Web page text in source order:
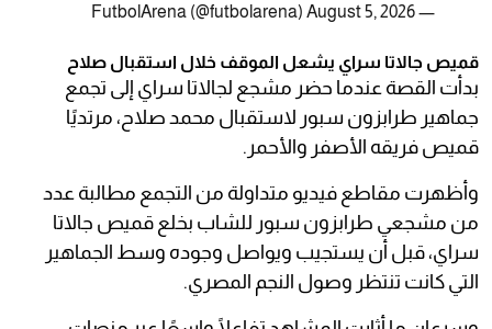
— FutbolArena (@futbolarena)
August 5, 2026
قميص جالاتا سراي يشعل الموقف خلال استقبال صلاح
بدأت القصة عندما حضر مشجع لجالاتا سراي إلى تجمع
جماهير طرابزون سبور لاستقبال محمد صلاح، مرتديًا
قميص فريقه الأصفر والأحمر.
وأظهرت مقاطع فيديو متداولة من التجمع مطالبة عدد
من مشجعي طرابزون سبور للشاب بخلع قميص جالاتا
سراي، قبل أن يستجيب ويواصل وجوده وسط الجماهير
التي كانت تنتظر وصول النجم المصري.